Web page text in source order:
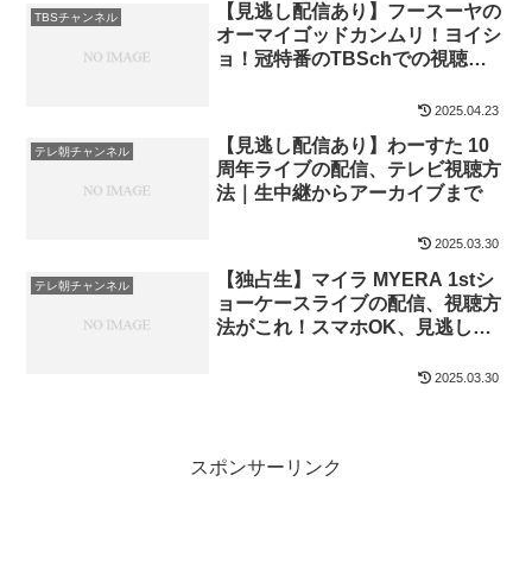
TBSチャンネル
【見逃し配信あり】フースーヤの
オーマイゴッドカンムリ！ヨイシ
ョ！冠特番のTBSchでの視聴方
2025.04.23
テレ朝チャンネル
【見逃し配信あり】わーすた 10
周年ライブの配信、テレビ視聴方
法｜生中継からアーカイブまで
2025.03.30
テレ朝チャンネル
【独占生】マイラ MYERA 1stシ
ョーケースライブの配信、視聴方
法がこれ！スマホOK、見逃し配
2025.03.30
スポンサーリンク